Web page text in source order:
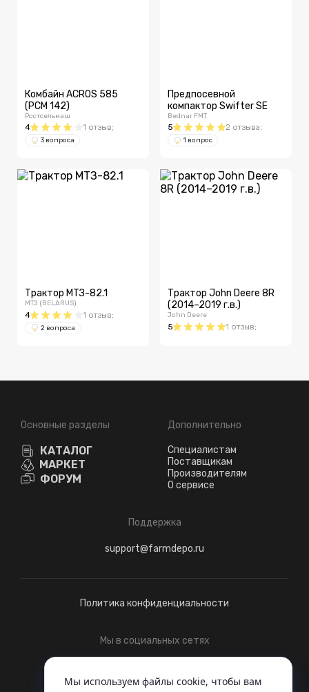
Комбайн ACROS 585
(РСМ 142)
Ростсельмаш
4 1 отзыв;
3 вопроса
Предпосевной
компактор Swifter SE
Bednar FMT
5 2 отзыва;
1 вопрос
Трактор МТЗ-82.1
МТЗ (BELARUS)
4 1 отзыв;
2 вопроса
Трактор John Deere 8R
(2014–2019 г.в.)
John Deere
5 1 отзыв;
Основные разделы
КАТАЛОГ
МАРКЕТ
ФОРУМ
Дополнительно
Специалистам
Поставщикам
Производителям
О сервисе
Поддержка
support@farmdepo.ru
Политика конфиденциальности
Мы в социальных сетях
Мы используем файлы cookie, чтобы вам